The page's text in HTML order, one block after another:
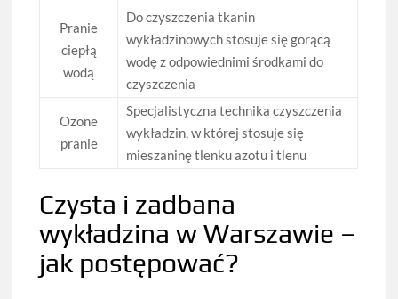
Pranie
ciepłą
wodą
Do czyszczenia tkanin
wykładzinowych stosuje się gorącą
wodę z odpowiednimi środkami do
czyszczenia
Ozone
pranie
Specjalistyczna technika czyszczenia
wykładzin, w której stosuje się
mieszaninę tlenku azotu i tlenu
Czysta i zadbana
wykładzina w Warszawie –
jak postępować?